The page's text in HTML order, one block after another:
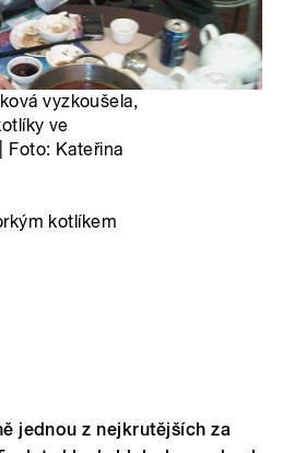
vyzkoušela,
ve
Foto: Kateřina
kotlíkem
jednou z nejkrutějších za